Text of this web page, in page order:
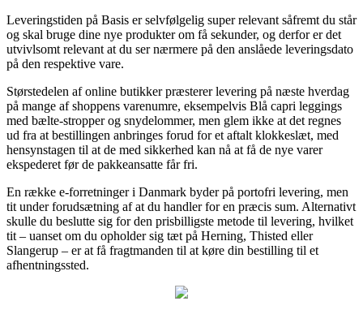
Leveringstiden på Basis er selvfølgelig super relevant såfremt du står
og skal bruge dine nye produkter om få sekunder, og derfor er det
utvivlsomt relevant at du ser nærmere på den anslåede leveringsdato
på den respektive vare.
Størstedelen af online butikker præsterer levering på næste hverdag
på mange af shoppens varenumre, eksempelvis Blå capri leggings
med bælte-stropper og snydelommer, men glem ikke at det regnes
ud fra at bestillingen anbringes forud for et aftalt klokkeslæt, med
hensynstagen til at de med sikkerhed kan nå at få de nye varer
ekspederet før de pakkeansatte får fri.
En række e-forretninger i Danmark byder på portofri levering, men
tit under forudsætning af at du handler for en præcis sum. Alternativt
skulle du beslutte sig for den prisbilligste metode til levering, hvilket
tit – uanset om du opholder sig tæt på Herning, Thisted eller
Slangerup – er at få fragtmanden til at køre din bestilling til et
afhentningssted.